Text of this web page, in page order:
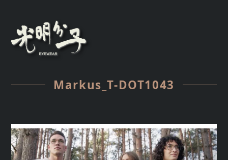
Markus_T-DOT1043